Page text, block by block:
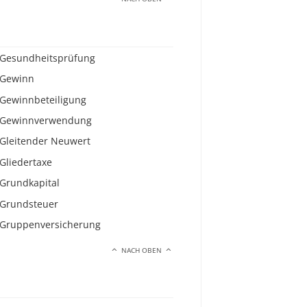
Gesundheitsprüfung
Gewinn
Gewinnbeteiligung
Gewinnverwendung
Gleitender Neuwert
Gliedertaxe
Grundkapital
Grundsteuer
Gruppenversicherung
NACH OBEN